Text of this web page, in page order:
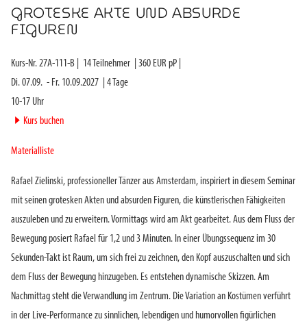
GROTESKE AKTE UND ABSURDE
FIGUREN
Kurs-Nr.27A-111-B 14 Teilnehmer 360 EUR pP |
Di. 07.09. - Fr. 10.09.2027 4 Tage
10-17 Uhr
► Kurs buchen
Materialliste
Rafael Zielinski, professioneller Tänzer aus Amsterdam, inspiriert in diesem Seminar
mit seinen grotesken Akten und absurden Figuren, die künstlerischen Fähigkeiten
auszuleben und zu erweitern. Vormittags wird am Akt gearbeitet. Aus dem Fluss der
Bewegung posiert Rafael für 1,2 und 3 Minuten. In einer Übungssequenz im 30
Sekunden-Takt ist Raum, um sich frei zu zeichnen, den Kopf auszuschalten und sich
dem Fluss der Bewegung hinzugeben. Es entstehen dynamische Skizzen. Am
Nachmittag steht die Verwandlung im Zentrum. Die Variation an Kostümen verführt
in der Live-Performance zu sinnlichen, lebendigen und humorvollen figürlichen